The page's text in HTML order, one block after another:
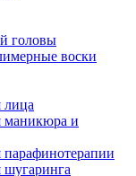
головы
воски
лица
маникюра и
шугаринга